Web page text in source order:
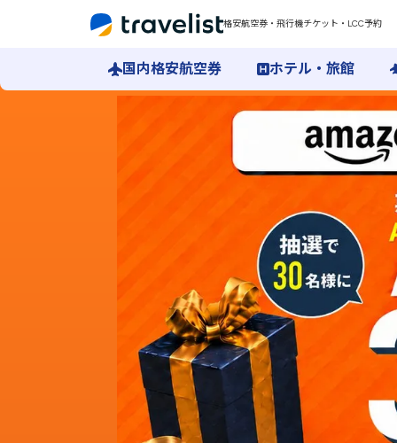
格安航空券・飛行機チケット・LCC予約
国内格安航空券 ホテル・旅館